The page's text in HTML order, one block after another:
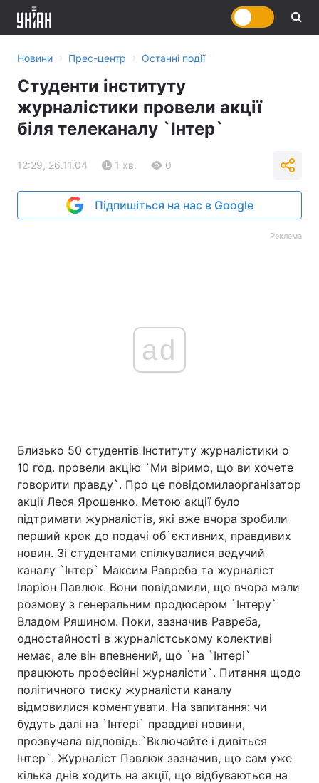
Україна Політика
Економіка Світ
Новини › Прес-центр › Останні події
Студенти інституту
журналістики провели акції
біля телеканалу `Інтер`
12:29, 26.11.04 1 хв. 0
Підпишіться на нас в Google
Реклама
ad
Близько 50 студентів Інституту журналістики о
10 год. провели акцію `Ми віримо, що ви хочете
говорити правду`. Про це повідомилаорганізатор
акції Леся Ярошенко. Метою акції було
підтримати журналістів, які вже вчора зробили
перший крок до подачі об`єктивних, правдивих
новин. Зі студентами спілкувалися ведучий
каналу `Інтер` Максим Равреба та журналіст
Іларіон Павлюк. Вони повідомили, що вчора мали
розмову з генеральним продюсером `Інтеру`
Владом Ряшином. Поки, зазначив Равреба,
одностайності в журналістському колективі
немає, але він впевнений, що `на `Інтері`
працюють професійні журналісти`. Питання щодо
політичного тиску журналісти каналу
відмовилися коментувати. На запитання: чи
будуть далі на `Інтері` правдиві новини,
прозвучала відповідь:`Включайте і дивіться
Інтер`. Журналіст Павлюк зазначив, що сам уже
кілька днів ходить на акції, що відбуваються на